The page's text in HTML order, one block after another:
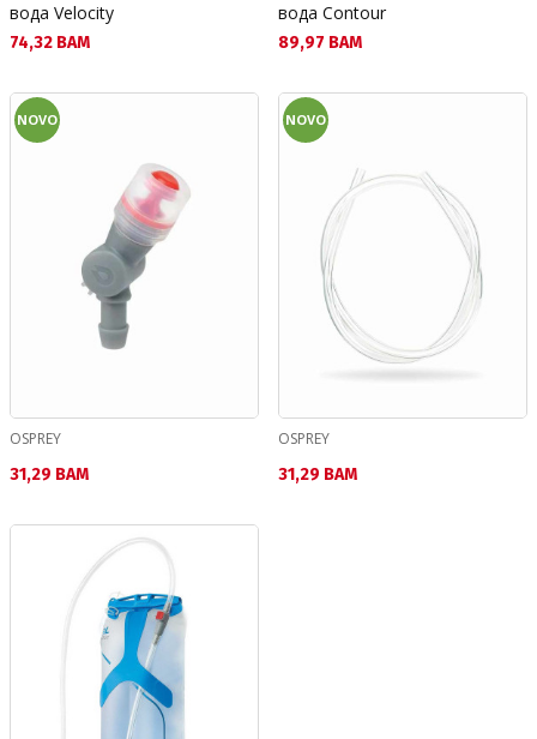
вода Velocity
Текуща цена:
74,32 BAM
вода Contour
Текуща цена:
89,97 BAM
NOVO
OSPREY
Текуща цена:
31,29 BAM
NOVO
OSPREY
Текуща цена:
31,29 BAM